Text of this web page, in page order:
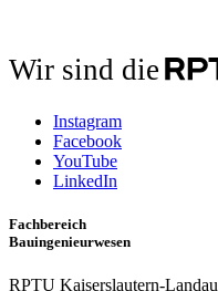
Wir sind die
Instagram
Facebook
YouTube
LinkedIn
Fachbereich
Bauingenieurwesen
RPTU Kaiserslautern-Landau